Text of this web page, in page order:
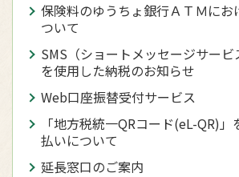
保険料のゆうちょ銀行ＡＴＭにお
ついて
SMS（ショートメッセージサー
を使用した納税のお知らせ
Web口座振替受付サービス
「地方税統一QRコード(eL-QR)
払いについて
延長窓口のご案内